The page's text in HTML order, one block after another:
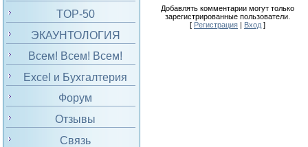
TOP-50
ЭКАУНТОЛОГИЯ
Всем! Всем! Всем!
Excel и Бухгалтерия
Форум
Отзывы
Связь
Добавлять комментарии могут только
зарегистрированные пользователи.
[ Регистрация| Вход]